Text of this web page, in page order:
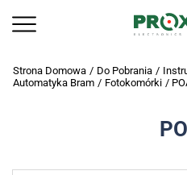
Strona Domowa / Do Pobrania /
Automatyka Bram / Fotokomórki /